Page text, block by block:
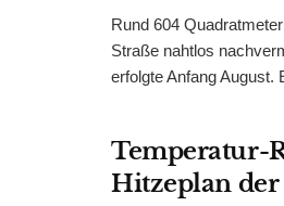
Rund 604
Straße nahtlos
erfolgte Anfang August.
Temperatur-
Hitzeplan